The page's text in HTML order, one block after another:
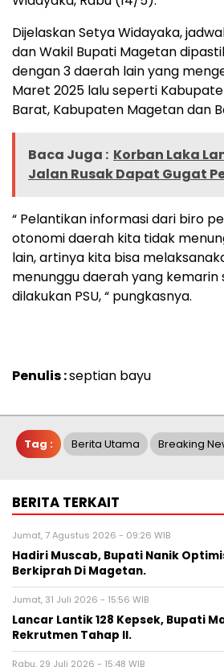
Dijelaskan Setya Widayaka,
dan Wakil Bupati Magetan
dengan 3 daerah lain yang
Maret 2025 lalu seperti
Barat, Kabupaten Magetan dan
Baca Juga : Korban Laka
Jalan Rusak Dapat Gugat
“ Pelantikan informasi dari biro
otonomi daerah kita tidak
lain, artinya kita bisa
menunggu daerah yang
dilakukan PSU, “ pungkasnya.
Penulis :septian bayu
Tag : Berita Utama Breaking
BERITA TERKAIT
Jumat, 7 Agustus 2026 - 09:26 WIB
Hadiri Muscab, Bupati Nanik
Berkiprah Di Magetan.
Jumat, 31 Juli 2026 - 15:56 WIB
Lancar Lantik 128 Kepsek, Bupati
Rekrutmen Tahap II.
Rabu, 29 Juli 2026 - 15:48 WIB